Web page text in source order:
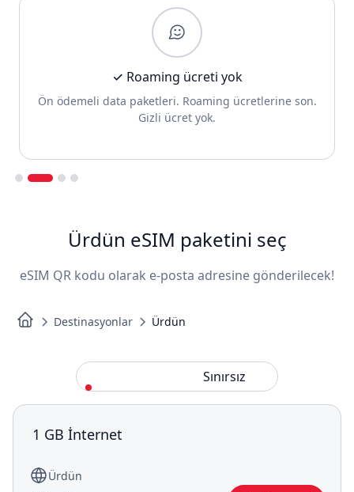
✓ Roaming ücreti yok
Ön ödemeli data paketleri. Roaming ücretlerine son.
Gizli ücret yok.
Ürdün eSIM paketini seç
eSIM QR kodu olarak e-posta adresine gönderilecek!
Destinasyonlar Ürdün
Sınırsız
1 GB İnternet
Ürdün